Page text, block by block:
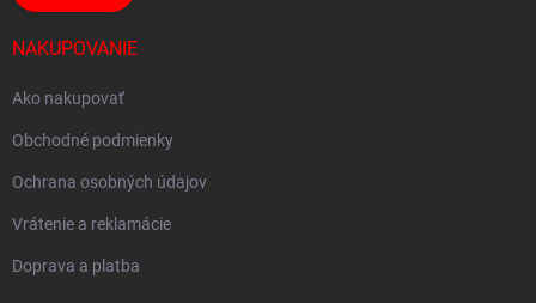
NAKUPOVANIE
Ako nakupovať
Obchodné podmienky
Ochrana osobných údajov
Vrátenie a reklamácie
Doprava a platba